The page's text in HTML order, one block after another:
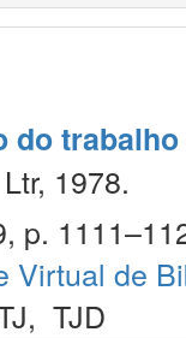
do trabalho
1978.
p.
Virtual de
, TJD